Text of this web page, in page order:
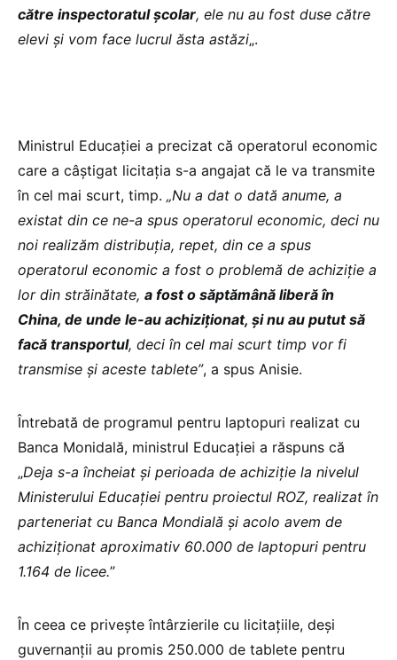
către inspectoratul școlar, ele nu au fost duse către
elevi și vom face lucrul ăsta astăzi„.
Ministrul Educației a precizat că operatorul economic
care a câștigat licitația s-a angajat că le va transmite
în cel mai scurt, timp. „Nu a dat o dată anume, a
existat din ce ne-a spus operatorul economic, deci nu
noi realizăm distribuția, repet, din ce a spus
operatorul economic a fost o problemă de achiziție a
lor din străinătate, a fost o săptămână liberă în
China, de unde le-au achiziționat, și nu au putut să
facă transportul, deci în cel mai scurt timp vor fi
transmise și aceste tablete”, a spus Anisie.
Întrebată de programul pentru laptopuri realizat cu
Banca Monidală, ministrul Educației a răspuns că
„Deja s-a încheiat și perioada de achiziție la nivelul
Ministerului Educației pentru proiectul ROZ, realizat în
parteneriat cu Banca Mondială și acolo avem de
achiziționat aproximativ 60.000 de laptopuri pentru
1.164 de licee.”
În ceea ce privește întârzierile cu licitațiile, deși
guvernanții au promis 250.000 de tablete pentru